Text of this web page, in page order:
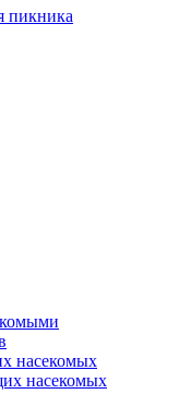
пикника
насекомых
насекомых